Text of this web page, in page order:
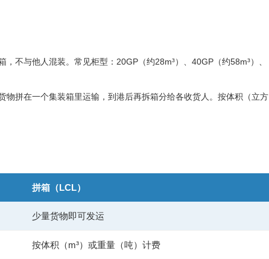
，不与他人混装。常见柜型：20GP（约28m³）、40GP（约58m³）、
物拼在一个集装箱里运输，到港后再拆箱分给各收货人。按体积（立方
拼箱（LCL）
少量货物即可发运
按体积（m³）或重量（吨）计费